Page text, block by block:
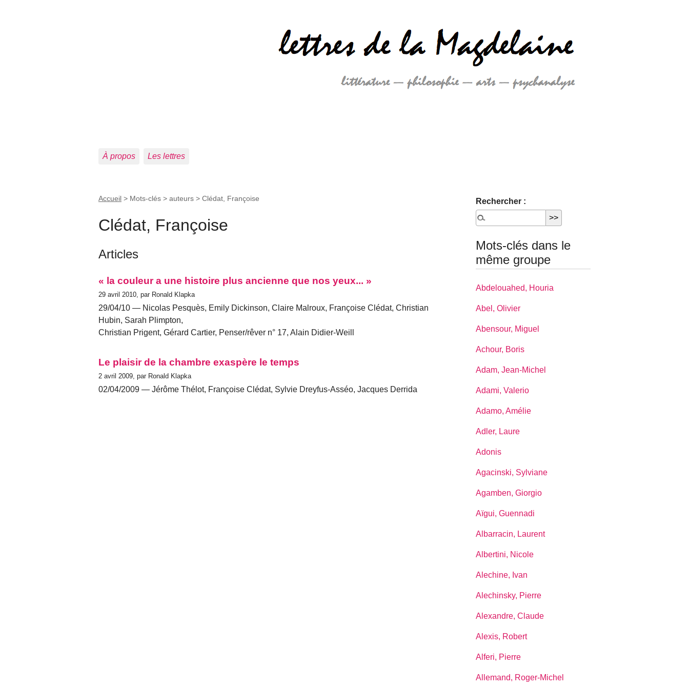
À propos Les lettres
Accueil > Mots-clés > auteurs > Clédat, Françoise
Clédat, Françoise
Articles
« la couleur a une histoire plus ancienne que nos yeux... »
29 avril 2010, par Ronald Klapka
29/04/10 — Nicolas Pesquès, Emily Dickinson, Claire Malroux, Françoise Clédat, Christian
Hubin, Sarah Plimpton,
Christian Prigent, Gérard Cartier, Penser/rêver n° 17, Alain Didier-Weill
Le plaisir de la chambre exaspère le temps
2 avril 2009, par Ronald Klapka
02/04/2009 — Jérôme Thélot, Françoise Clédat, Sylvie Dreyfus-Asséo, Jacques Derrida
Rechercher :
Mots-clés dans le
même groupe
Abdelouahed, Houria
Abel, Olivier
Abensour, Miguel
Achour, Boris
Adam, Jean-Michel
Adami, Valerio
Adamo, Amélie
Adler, Laure
Adonis
Agacinski, Sylviane
Agamben, Giorgio
Aïgui, Guennadi
Albarracin, Laurent
Albertini, Nicole
Alechine, Ivan
Alechinsky, Pierre
Alexandre, Claude
Alexis, Robert
Alferi, Pierre
Allemand, Roger-Michel